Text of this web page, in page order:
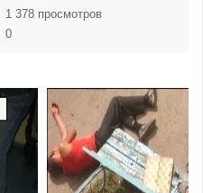
1 378 просмотров
0